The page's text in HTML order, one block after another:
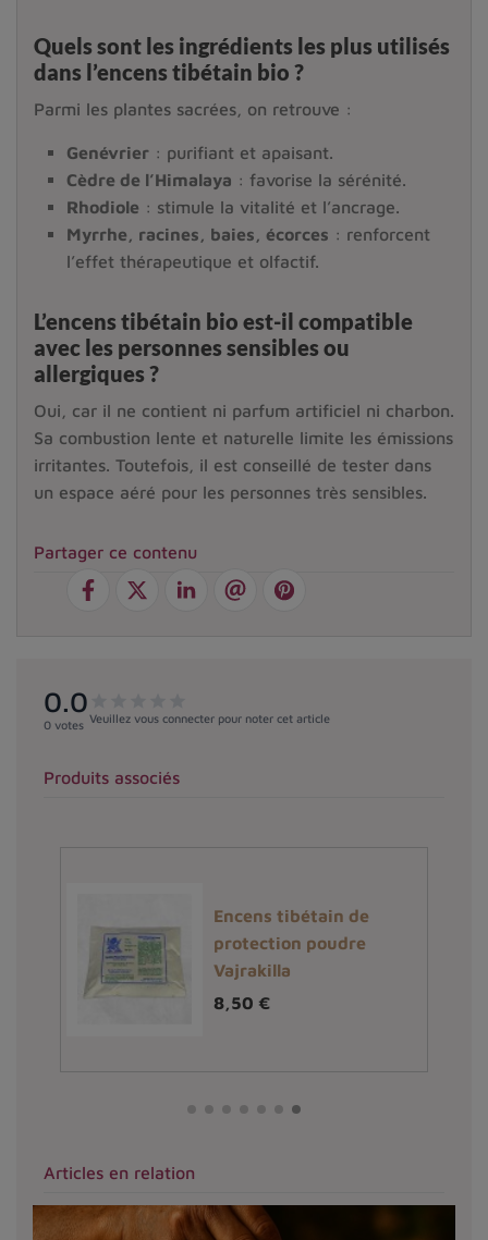
Quels sont les ingrédients les plus utilisés
dans l’encens tibétain bio ?
Parmi les plantes sacrées, on retrouve :
Genévrier: purifiant et apaisant.
Cèdre de l’Himalaya : favorise la sérénité.
Rhodiole : stimule la vitalité et l’ancrage.
Myrrhe, racines, baies, écorces : renforcent
l’effet thérapeutique et olfactif.
L’encens tibétain bio est-il compatible
avec les personnes sensibles ou
allergiques ?
Oui, car il ne contient ni parfum artificiel ni charbon.
Sa combustion lente et naturelle limite les émissions
irritantes. Toutefois, il est conseillé de tester dans
un espace aéré pour les personnes très sensibles.
Partager ce contenu
0.0
0 votes Veuillez vous connecter pour noter cet article
Produits associés
Encens tibétain de
protection poudre
Vajrakilla
8,50 €
Articles en relation